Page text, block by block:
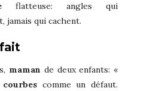
flatteuse: angles qui
jamais qui cachent.
maman de deux enfants: «
courbes comme un défaut.